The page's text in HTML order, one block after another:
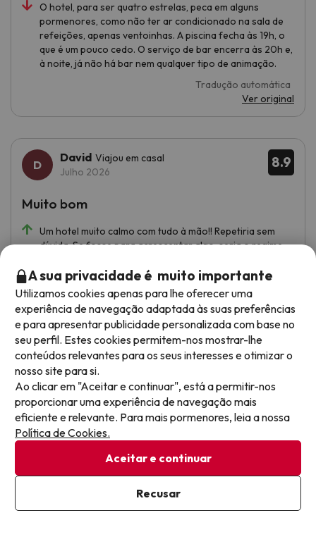
Ver preços
O hotel, para ser quatro estrelas, peca em alguns
pormenores, como não ter ar condicionado na sala de
refeições, apenas ventoinhas. A piscina fecha às 19h, o
que é um pouco cedo. O serviço de bar encerra às 20h e,
à noite, já não há bar nem qualquer tipo de animação.
Tradução automática
Ver original
8.9
David Viajou em casal
Julho 2026
Um hotel muito calmo com tudo à mão!! Repetiria sem
dúvida. Se fosse para acrescentar algo, seria o regime
Tradução automática
Ver original
Muito bom
8.9
Patrice Viajou em casal
Julho 2026
hotel près de la plage au coeur de la tranquille station
balnéaire familiale d'Es Canar. Chambre avec vue piscine
spacieuse. Parking gratuit à proximité. Grande piscine
hotel vieillissant, salle de bain à rénover dans les
standards actuels, petit déjeuner copieux mais produits
Muito bom
A sua privacidade é muito importante
Utilizamos cookies apenas para lhe oferecer uma
experiência de navegação adaptada às suas preferências
e para apresentar publicidade personalizada com base no
seu perfil. Estes cookies permitem-nos mostrar-lhe
conteúdos relevantes para os seus interesses e otimizar o
nosso site para si.
Ao clicar em "Aceitar e continuar", está a permitir-nos
proporcionar uma experiência de navegação mais
eficiente e relevante. Para mais pormenores, leia a nossa
Política de Cookies.
Aceitar e continuar
Recusar